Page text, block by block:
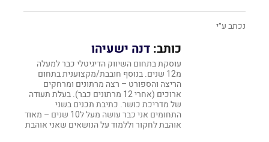
נכתב ע״י
כותב: דנה ישעיהו
עוסקת בתחום השיווק הדיגיטלי כבר למעלה
מ12 שנים. בנוסף חובבת/מקצוענית בתחום
הריצה והספורט – רצה מרתונים ומרחקים
ארוכים (אחרי 12 מרתונים כבר). בעלת תעודה
של מדריכת כושר. כתיבת תכנים בשני
התחומים אני כבר עושה מעל ל10 שנים – מאוד
אוהבת לחקור וללמוד על הנושאים שאני אוהבת